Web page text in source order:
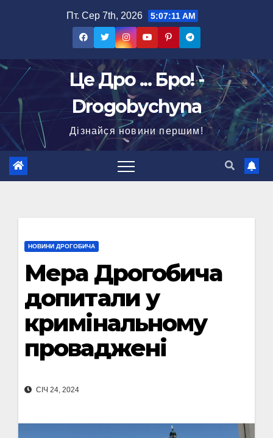
Пт. Сер 7th, 2026 5:07:12 AM
Це Дро ... Бро! -
Drogobychyna
Дізнайся новини першим!
НОВИНИ ДРОГОБИЧА
Мера Дрогобича
допитали у
кримінальному
проваджені
СІЧ 24, 2024